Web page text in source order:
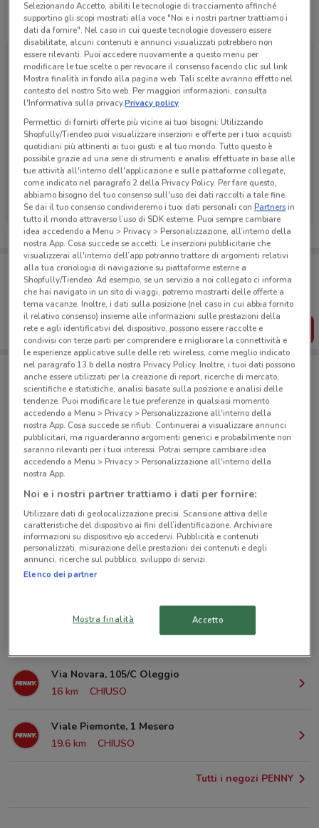
Tutte le promozioni di questo negozio
-3 GIORNI
PENNY
Scade mercoledì 2 km
-3 GIORNI
PENNY
Scade mercoledì
Porta DoveConviene sempre con te!
Puoi trovare le migliori offerte dei negozi vicino a te,
salvarle e creare la tua lista del risparmio, comodamente
dal tuo cellulare.
SCARICA L’APP
Negozi PENNY a Novara
Corso Vercelli, 69 Novara
2.3 km
CHIUSO
Corso Risorgimento, 140 Novara
Corso 23 Marzo, 369 Novara
Via Novara, 105/C Oleggio
16 km
CHIUSO
Viale Piemonte, 1 Mesero
19.6 km
CHIUSO
Tutti i negozi PENNY
Selezionando Accetto, abiliti le tecnologie di tracciamento affinché
supportino gli scopi mostrati alla voce "Noi e i nostri partner trattiamo i
dati da fornire". Nel caso in cui queste tecnologie dovessero essere
disabilitate, alcuni contenuti e annunci visualizzati potrebbero non
essere rilevanti. Puoi accedere nuovamente a questo menu per
modificare le tue scelte o per revocare il consenso facendo clic sul link
Mostra finalità in fondo alla pagina web. Tali scelte avranno effetto nel
contesto del nostro Sito web. Per maggiori informazioni, consulta
l'Informativa sulla privacy.Privacy policy
Permettici di fornirti offerte più vicine ai tuoi bisogni: Utilizzando
Shopfully/Tiendeo puoi visualizzare inserzioni e offerte per i tuoi acquisti
quotidiani più attinenti ai tuoi gusti e al tuo mondo. Tutto questo è
possibile grazie ad una serie di strumenti e analisi effettuate in base alle
tue attività all'interno dell'applicazione e sulle piattaforme collegate,
come indicato nel paragrafo 2 della Privacy Policy. Per fare questo,
abbiamo bisogno del tuo consenso sull'uso dei dati raccolti a tale fine.
Se dai il tuo consenso condivideremo i tuoi dati personali conPartnersin
tutto il mondo attraverso l’uso di SDK esterne. Puoi sempre cambiare
idea accedendo a Menu > Privacy > Personalizzazione, all’interno della
nostra App. Cosa succede se accetti: Le inserzioni pubblicitarie che
visualizzerai all'interno dell’app potranno trattare di argomenti relativi
alla tua cronologia di navigazione su piattaforme esterne a
Shopfully/Tiendeo. Ad esempio, se un servizio a noi collegato ci informa
che hai navigato in un sito di viaggi, potremo mostrarti delle offerte a
tema vacanze. Inoltre, i dati sulla posizione (nel caso in cui abbia fornito
il relativo consenso) insieme alle informazioni sulle prestazioni della
rete e agli identificativi del dispositivo, possono essere raccolte e
condivisi con terze parti per comprendere e migliorare la connettività e
le esperienze applicative sulle delle reti wireless, come meglio indicato
nel paragrafo 13.b della nostra Privacy Policy. Inoltre, i tuoi dati possono
anche essere utilizzati per la creazione di report, ricerche di mercato,
scientifiche e statistiche, analisi basate sulla posizione e analisi delle
tendenze. Puoi modificare le tue preferenze in qualsiasi momento
accedendo a Menu > Privacy > Personalizzazione all'interno della
nostra App. Cosa succede se rifiuti: Continuerai a visualizzare annunci
pubblicitari, ma riguarderanno argomenti generici e probabilmente non
saranno rilevanti per i tuoi interessi. Potrai sempre cambiare idea
accedendo a Menu > Privacy > Personalizzazione all'interno della
nostra App.
Noi e i nostri partner trattiamo i dati per fornire:
Utilizzare dati di geolocalizzazione precisi. Scansione attiva delle
caratteristiche del dispositivo ai fini dell’identificazione. Archiviare
informazioni su dispositivo e/o accedervi. Pubblicità e contenuti
personalizzati, misurazione delle prestazioni dei contenuti e degli
annunci, ricerche sul pubblico, sviluppo di servizi.
Elenco dei partner
Mostra finalità Accetto